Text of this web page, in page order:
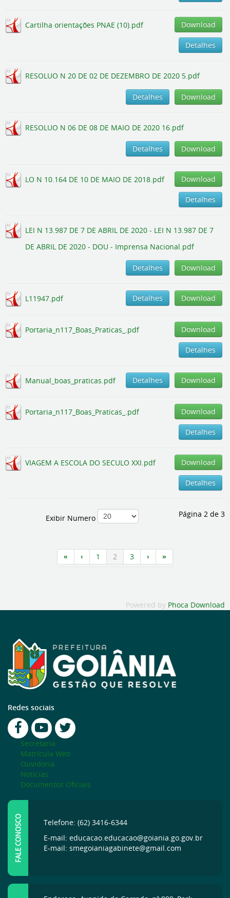
Cartilha orientações PNAE (10).pdf Download
Detalhes
RESOLUO N 20 DE 02 DE DEZEMBRO DE 2020 5.pdf
Download
Detalhes
RESOLUO N 06 DE 08 DE MAIO DE 2020 16.pdf
Download
Detalhes
LO N 10.164 DE 10 DE MAIO DE 2018.pdf Download
Detalhes
LEI N 13.987 DE 7 DE ABRIL DE 2020 - LEI N 13.987 DE 7
DE ABRIL DE 2020 - DOU - Imprensa Nacional.pdf
Download
Detalhes
L11947.pdf Download
Detalhes
Portaria_n117_Boas_Praticas_.pdf Download
Detalhes
Manual_boas_praticas.pdf Download
Detalhes
Portaria_n117_Boas_Praticas_.pdf Download
Detalhes
VIAGEM A ESCOLA DO SECULO XXI.pdf Download
Detalhes
Exibir Numero Página 2 de 3
1 2 3
Powered by Phoca Download
Redes sociais
Secretaria
Matrícula Web
Ouvidoria
Notícias
Documentos Oficiais
FALE CONOSCO
Telefone: (62) 3416-6344
E-mail: educacao.educacao@goiania.go.gov.br
E-mail: smegoianiagabinete@gmail.com